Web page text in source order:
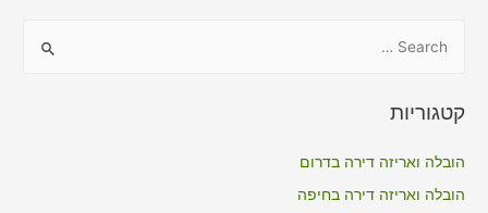
r
קטגוריות
הובלה ואריזה דירה בדרום
הובלה ואריזה דירה בחיפה